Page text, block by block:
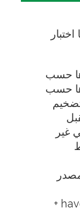
حسب
حسب
غير
البسيط؛ تركيبات الأفعال (haver de +